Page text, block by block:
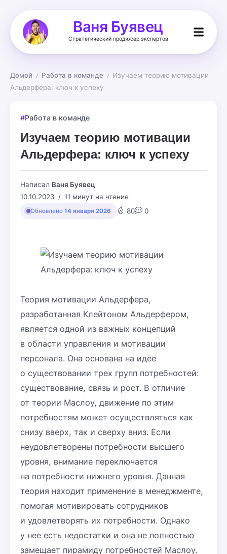
Ваня Буявец
Стратегический продюсер экспертов
Домой / Работа в команде /
Изучаем теорию мотивации
Альдерфера: ключ к успеху
Работа в команде
Изучаем теорию мотивации
Альдерфера: ключ к успеху
Написал Ваня Буявец
10.10.2023
11 минут на чтение
Обновлено 14 января 2026 80 0
Теория мотивации Альдерфера,
разработанная Клейтоном Альдерфером,
является одной из важных концепций
в области управления и мотивации
персонала. Она основана на идее
о существовании трех групп потребностей:
существование, связь и рост. В отличие
от теории Маслоу, движение по этим
потребностям может осуществляться как
снизу вверх, так и сверху вниз. Если
неудовлетворены потребности высшего
уровня, внимание переключается
на потребности нижнего уровня. Данная
теория находит применение в менеджменте,
помогая мотивировать сотрудников
и удовлетворять их потребности. Однако
у нее есть недостатки и она не полностью
замещает пирамиду потребностей Маслоу.